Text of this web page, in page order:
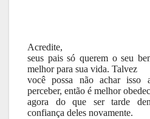
Acredite,
seus pais só querem o seu
melhor para sua vida. Talvez
você possa não achar isso
perceber, então é melhor
agora do que ser tarde
confiança deles novamente.